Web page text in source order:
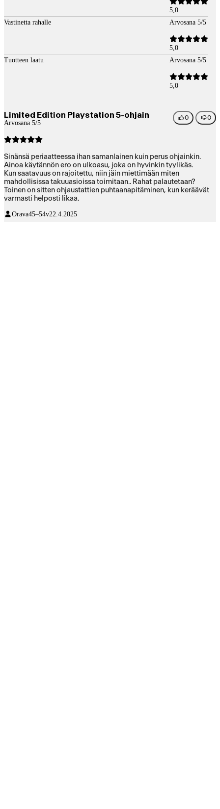
5,0
Vastinetta rahalle
Arvosana 5/5
5,0
Tuotteen laatu
Arvosana 5/5
5,0
Limited Edition Playstation 5-ohjain
Arvosana 5/5
0 0
Sinänsä periaatteessa ihan samanlainen kuin perus ohjainkin.
Ainoa käytännön ero on ulkoasu, joka on hyvinkin tyylikäs.
Kun saatavuus on rajoitettu, niin jäin miettimään miten
mahdollisissa takuuasioissa toimitaan.. Rahat palautetaan?
Toinen on sitten ohjaustattien puhtaanapitäminen, kun keräävät
varmasti helposti likaa.
Orava45–54v22.4.2025